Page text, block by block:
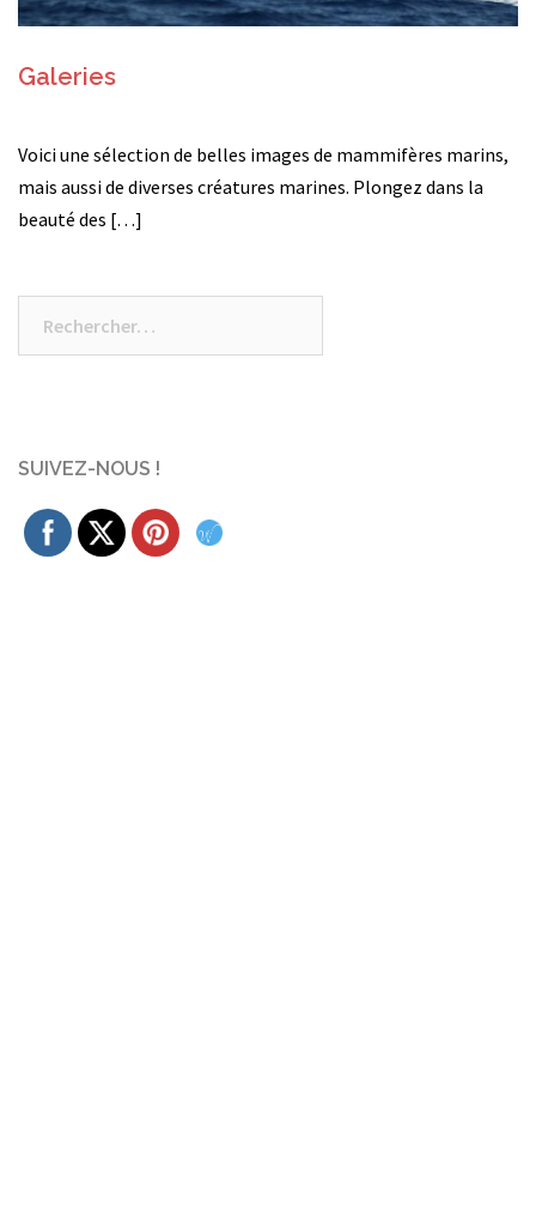
Galeries
Voici une sélection de belles images de mammifères marins,
mais aussi de diverses créatures marines. Plongez dans la
beauté des […]
SUIVEZ-NOUS !